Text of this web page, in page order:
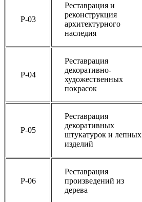
Р-03
Реставрация и
реконструкция
архитектурного
наследия
Р-04
Реставрация
декоративно-
художественных
покрасок
Р-05
Реставрация
декоративных
штукатурок и лепных
изделий
Р-06
Реставрация
произведений из
дерева